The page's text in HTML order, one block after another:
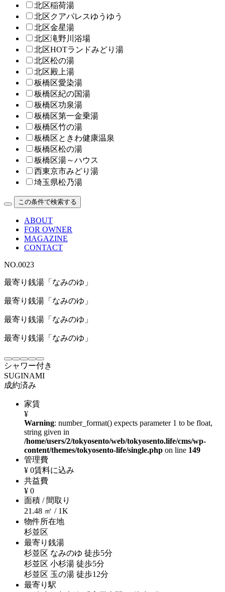
北区稲荷湯
北区クアパレスゆうゆう
北区金星湯
北区滝野川浴場
北区HOTランドみどり湯
北区松の湯
北区殿上湯
板橋区愛染湯
板橋区紀の国湯
板橋区功泉湯
板橋区第一金乗湯
板橋区竹の湯
板橋区ときわ健康温泉
板橋区松の湯
板橋区湯～ハウス
西東京市みどり湯
埼玉県松乃湯
この条件で検索する
ABOUT
FOR OWNER
MAGAZINE
CONTACT
NO.0023
最寄り銭湯「なみのゆ」
最寄り銭湯「なみのゆ」
最寄り銭湯「なみのゆ」
最寄り銭湯「なみのゆ」
シャワー付き
SUGINAMI
成約済み
家賃
¥
Warning: number_format() expects parameter 1 to be float,
string given in
/home/users/2/tokyosento/web/tokyosento.life/cms/wp-
content/themes/tokyosento-life/single.php on line 149
管理費
¥ 0賃料に込み
共益費
¥ 0
面積 / 間取り
21.48 ㎡ / 1K
物件所在地
杉並区
最寄り銭湯
杉並区 なみのゆ 徒歩5分
杉並区 小杉湯 徒歩5分
杉並区 玉の湯 徒歩12分
最寄り駅